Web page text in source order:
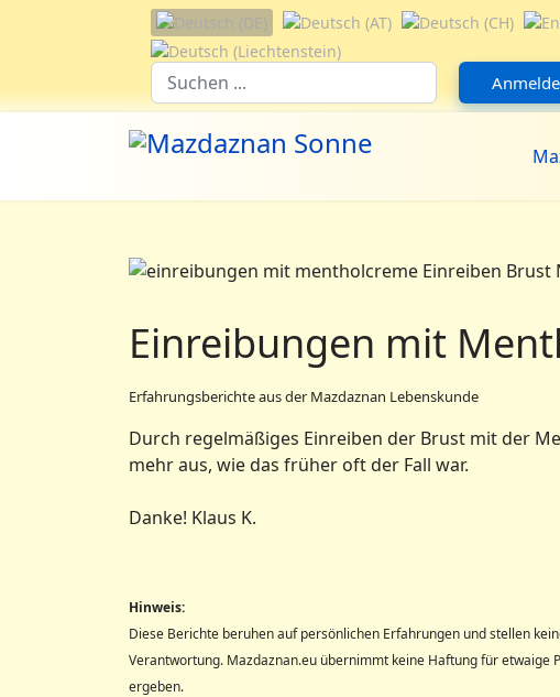
Sprache auswählen
Suchfeld
Einreibungen mit
Erfahrungsberichte aus der Mazdaznan Lebenskunde
Durch regelmäßiges Einreiben der Brust mit der
mehr aus, wie das früher oft der Fall war.
Danke! Klaus K.
Hinweis:
Diese Berichte beruhen auf persönlichen Erfahrungen und stellen
Verantwortung. Mazdaznan.eu übernimmt keine Haftung für etwaige
ergeben.